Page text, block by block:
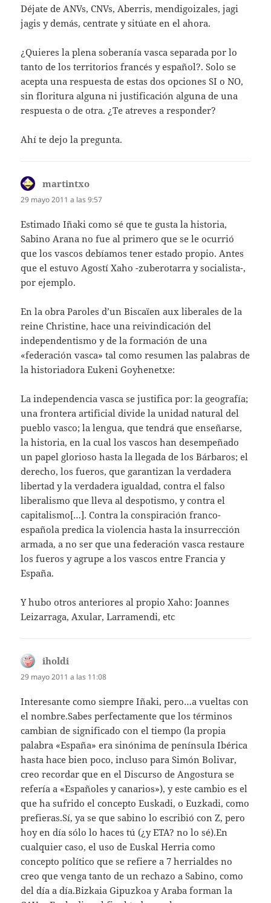
Déjate de ANVs, CNVs, Aberris, mendigoizales, jagi
jagis y demás, centrate y sitúate en el ahora.
¿Quieres la plena soberanía vasca separada por lo
tanto de los territorios francés y español?. Solo se
acepta una respuesta de estas dos opciones SI o NO,
sin floritura alguna ni justificación alguna de una
respuesta o de otra. ¿Te atreves a responder?
Ahí te dejo la pregunta.
martintxo
29 mayo 2011 a las 9:57
Estimado Iñaki como sé que te gusta la historia,
Sabino Arana no fue al primero que se le ocurrió
que los vascos debíamos tener estado propio. Antes
que el estuvo Agostí Xaho -zuberotarra y socialista-,
por ejemplo.
En la obra Paroles d’un Biscaïen aux liberales de la
reine Christine, hace una reivindicación del
independentismo y de la formación de una
«federación vasca» tal como resumen las palabras de
la historiadora Eukeni Goyhenetxe:
La independencia vasca se justifica por: la geografía;
una frontera artificial divide la unidad natural del
pueblo vasco; la lengua, que tendrá que enseñarse,
la historia, en la cual los vascos han desempeñado
un papel glorioso hasta la llegada de los Bárbaros; el
derecho, los fueros, que garantizan la verdadera
libertad y la verdadera igualdad, contra el falso
liberalismo que lleva al despotismo, y contra el
capitalismo[…]. Contra la conspiración franco-
española predica la violencia hasta la insurrección
armada, a no ser que una federación vasca restaure
los fueros y agrupe a los vascos entre Francia y
España.
Y hubo otros anteriores al propio Xaho: Joannes
Leizarraga, Axular, Larramendi, etc
iholdi
29 mayo 2011 a las 11:08
Interesante como siempre Iñaki, pero…a vueltas con
el nombre.Sabes perfectamente que los términos
cambian de significado con el tiempo (la propia
palabra «España» era sinónima de península Ibérica
hasta hace bien poco, incluso para Simón Bolivar,
creo recordar que en el Discurso de Angostura se
refería a «Españoles y canarios»), y este cambio es el
que ha sufrido el concepto Euskadi, o Euzkadi, como
prefieras.Sí, ya se que sabino lo escribió con Z, pero
hoy en día sólo lo haces tú (¿y ETA? no lo sé).En
cualquier caso, el uso de Euskal Herria como
concepto político que se refiere a 7 herrialdes no
creo que venga tanto de un rechazo a Sabino, como
del día a día.Bizkaia Gipuzkoa y Araba forman la